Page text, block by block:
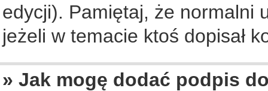
edycji). Pamiętaj, że normalni
jeżeli w temacie ktoś dopisał
» Jak mogę dodać podpis